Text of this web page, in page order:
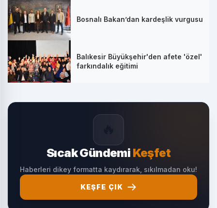
Bosnalı Bakan’dan kardeşlik vurgusu
Balıkesir Büyükşehir'den afete 'özel'
farkındalık eğitimi
Sıcak Gündemi Keşfet
Haberleri dikey formatta kaydırarak, sıkılmadan oku!
KEŞFE ÇIK